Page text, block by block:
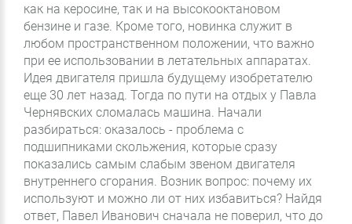
как на керосине, так и на высокооктановом
бензине и газе. Кроме того, новинка служит в
любом пространственном положении, что важно
при ее использовании в летательных аппаратах.
Идея двигателя пришла будущему изобретателю
еще 30 лет назад. Тогда по пути на отдых у Павла
Чернявских сломалась машина. Начали
разбираться: оказалось - проблема с
подшипниками скольжения, которые сразу
показались самым слабым звеном двигателя
внутреннего сгорания. Возник вопрос: почему их
используют и можно ли от них избавиться? Найдя
ответ, Павел Иванович сначала не поверил, что до